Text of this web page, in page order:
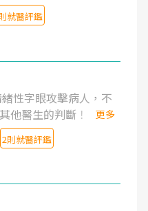
就醫評鑑
性字眼攻擊病人，不
他醫生的判斷！
更多
2則就醫評鑑